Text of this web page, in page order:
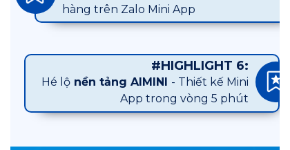
hàng trên Zalo Mini App
Hé lộ nền tảng AIMINI - Thiết kế Mini
App trong vòng 5 phút
#HIGHLIGHT 6: